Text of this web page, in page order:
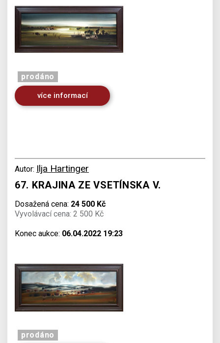
prodáno
více informací
Autor: Ilja Hartinger
67. KRAJINA ZE VSETÍNSKA V.
Dosažená cena: 24 500 Kč
Vyvolávací cena: 2 500 Kč
Konec aukce: 06.04.2022 19:23
prodáno